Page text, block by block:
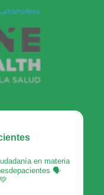
en materia
🗣